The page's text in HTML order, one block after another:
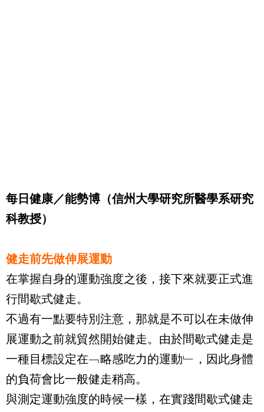
每日健康／能勢博（信州大學研究所醫學系研究
科教授）
健走前先做伸展運動
在掌握自身的運動強度之後，接下來就要正式進
行間歇式健走。
不過有一點要特別注意，那就是不可以在未做伸
展運動之前就貿然開始健走。由於間歇式健走是
一種目標設定在﹁略感吃力的運動﹂，因此身體
的負荷會比一般健走稍高。
與測定運動強度的時候一樣，在實踐間歇式健走